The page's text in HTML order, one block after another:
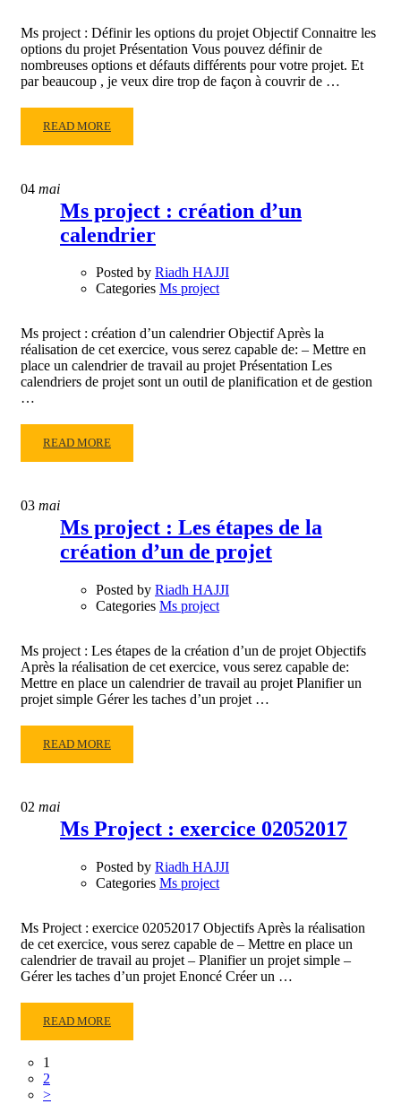
Ms project : Définir les options du projet Objectif Connaitre les
options du projet Présentation Vous pouvez définir de
nombreuses options et défauts différents pour votre projet. Et
par beaucoup , je veux dire trop de façon à couvrir de …
READ
MORE
PROJECT
DÉFINIR
LES
OPTIONS
READ MORE
04 mai
Ms project : création d’un
calendrier
Posted by Riadh HAJJI
Categories Ms project
Ms project : création d’un calendrier Objectif Après la
réalisation de cet exercice, vous serez capable de: – Mettre en
place un calendrier de travail au projet Présentation Les
calendriers de projet sont un outil de planification et de gestion
…
READ
MORE
PROJECT
CRÉATION
CALENDRIER
READ MORE
03 mai
Ms project : Les étapes de la
création d’un de projet
Posted by Riadh HAJJI
Categories Ms project
Ms project : Les étapes de la création d’un de projet Objectifs
Après la réalisation de cet exercice, vous serez capable de:
Mettre en place un calendrier de travail au projet Planifier un
projet simple Gérer les taches d’un projet …
READ
MORE
PROJECT
ÉTAPES
CRÉATION
D’UN
DE
PROJET
READ MORE
02 mai
Ms Project : exercice 02052017
Posted by Riadh HAJJI
Categories Ms project
Ms Project : exercice 02052017 Objectifs Après la réalisation
de cet exercice, vous serez capable de – Mettre en place un
calendrier de travail au projet – Planifier un projet simple –
Gérer les taches d’un projet Enoncé Créer un …
READ
MORE
ABOUT
MS
PROJECT
READ MORE
1
2
>